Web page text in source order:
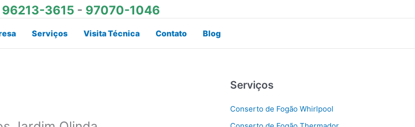
96213-3615 - 97070-1046
Serviços Visita Técnica Contato Blog
Serviços
Conserto de Fogão Whirlpool